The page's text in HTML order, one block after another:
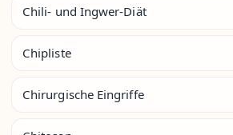
Chili- und Ingwer-Diät
Chipliste
Chirurgische Eingriffe